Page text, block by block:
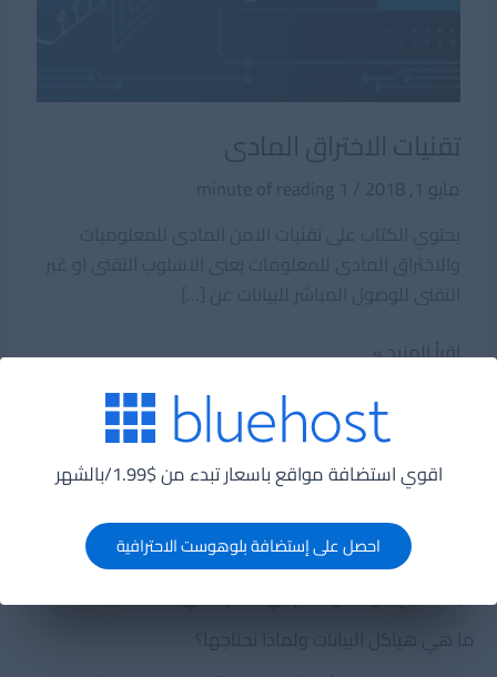
اقوي استضافة مواقع باسعار تبدء من $1.99/بالشهر
احصل على إستضافة بلوهوست الاحترافية
تقنيات الاختراق المادى
مايو 1, 2018 /
1 minute of reading
تقنيات
اقرأ المزيد »
اخر المقالات
خارطة الطريق لتصبح مهندس تعلّم الآلة في 12 شهرًا
ما هي هياكل البيانات ولماذا نحتاجها؟